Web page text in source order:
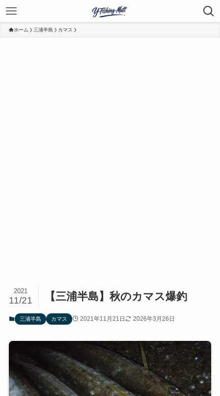
ホーム 三浦半島 カマス
【三浦半島】秋のカマス爆釣
2021
11/21
三浦半島 カマス 2021年11月21日 2026年3月26日